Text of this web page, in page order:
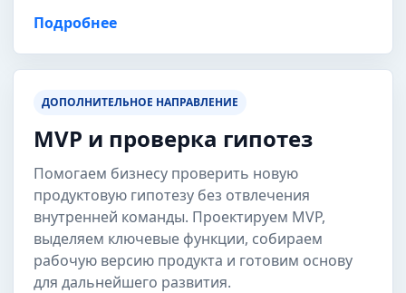
Подробнее
ДОПОЛНИТЕЛЬНОЕ НАПРАВЛЕНИЕ
MVP и проверка гипотез
Помогаем бизнесу проверить новую
продуктовую гипотезу без отвлечения
внутренней команды. Проектируем MVP,
выделяем ключевые функции, собираем
рабочую версию продукта и готовим основу
для дальнейшего развития.